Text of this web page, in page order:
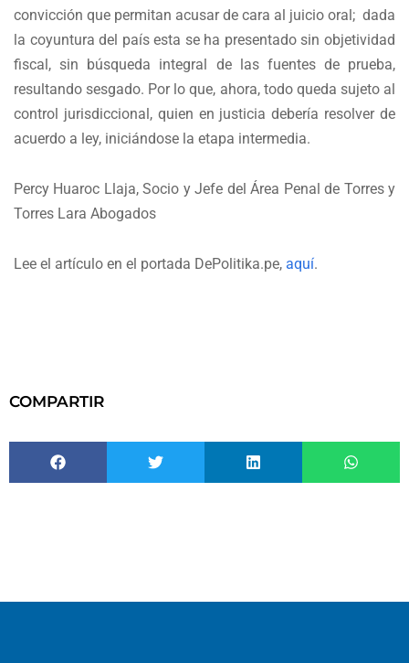
convicción que permitan acusar de cara al juicio oral; dada
la coyuntura del país esta se ha presentado sin objetividad
fiscal, sin búsqueda integral de las fuentes de prueba,
resultando sesgado. Por lo que, ahora, todo queda sujeto al
control jurisdiccional, quien en justicia debería resolver de
acuerdo a ley, iniciándose la etapa intermedia.
Percy Huaroc Llaja, Socio y Jefe del Área Penal de Torres y
Torres Lara Abogados
Lee el artículo en el portada DePolitika.pe, aquí.
COMPARTIR